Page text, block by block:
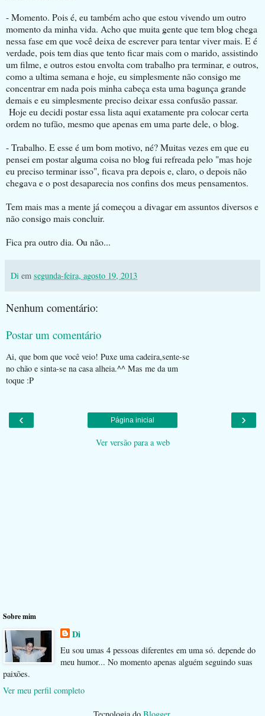
- Momento. Pois é, eu também acho que estou vivendo um outro
momento da minha vida. Acho que muita gente que tem blog chega
nessa fase em que você deixa de escrever para tentar viver mais. E é
verdade, pois tem dias que tento ficar mais com o marido, assistindo
um filme, e outros estou envolta com trabalho pra terminar, e outros,
como a ultima semana e hoje, eu simplesmente não consigo me
concentrar em nada pois minha cabeça esta uma bagunça grande
demais e eu simplesmente preciso deixar essa confusão passar.
Hoje eu decidi postar essa lista aqui exatamente pra colocar certa
ordem no tufão, mesmo que apenas em uma parte dele, o blog.
- Trabalho. E esse é um bom motivo, né? Muitas vezes em que eu
pensei em postar alguma coisa no blog fui refreada pelo "mas hoje
eu preciso terminar isso", ficava pra depois e, claro, o depois não
chegava e o post desaparecia nos confins dos meus pensamentos.
Tem mais mas a mente já começou a divagar em assuntos diversos e
não consigo mais concluir.
Fica pra outro dia. Ou não...
Di em segunda-feira, agosto 19, 2013
Nenhum comentário:
Postar um comentário
Ai, que bom que você veio! Puxe uma cadeira,sente-se
no chão e sinta-se na casa alheia.^^ Mas me da um
toque :P
‹ ›
Página inicial
Ver versão para a web
Sobre mim
Di
Eu sou umas 4 pessoas diferentes em uma só. depende do
meu humor... No momento apenas alguém seguindo suas
paixões.
Ver meu perfil completo
Tecnologia do Blogger.